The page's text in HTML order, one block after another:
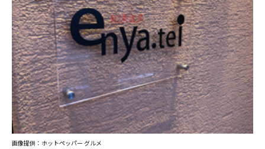
画像提供：ホットペッパー グルメ